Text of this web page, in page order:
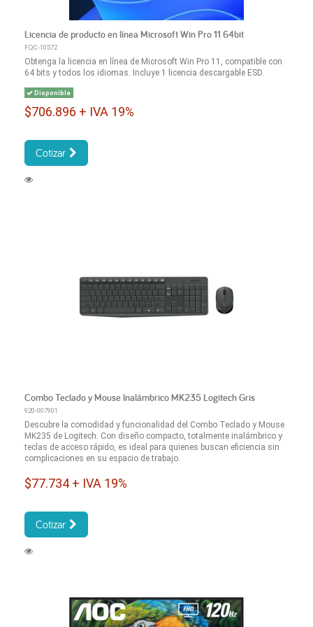
Licencia de producto en línea Microsoft Win Pro 11 64bit
FQC-10572
Obtenga la licencia en línea de Microsoft Win Pro 11, compatible con
64 bits y todos los idiomas. Incluye 1 licencia descargable ESD.
Disponible
$706.896 + IVA 19%
Cotizar
Combo Teclado y Mouse Inalámbrico MK235 Logitech Gris
920-007901
Descubre la comodidad y funcionalidad del Combo Teclado y Mouse
MK235 de Logitech. Con diseño compacto, totalmente inalámbrico y
teclas de acceso rápido, es ideal para quienes buscan eficiencia sin
complicaciones en su espacio de trabajo.
$77.734 + IVA 19%
Cotizar